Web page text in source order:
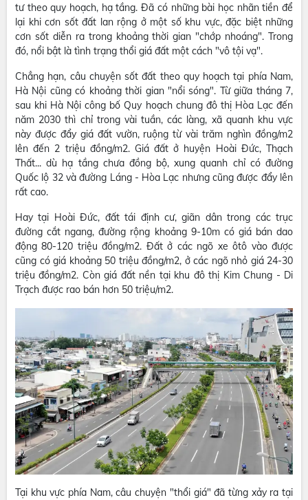
tư theo quy hoạch, hạ tầng. Đã có những bài học nhãn tiền để
lại khi cơn sốt đất lan rộng ở một số khu vực, đặc biệt những
cơn sốt diễn ra trong khoảng thời gian "chớp nhoáng". Trong
đó, nổi bật là tình trạng thổi giá đất một cách "vô tội vạ".
Chẳng hạn, câu chuyện sốt đất theo quy hoạch tại phía Nam,
Hà Nội cũng có khoảng thời gian "nổi sóng". Từ giữa tháng 7,
sau khi Hà Nội công bố Quy hoạch chung đô thị Hòa Lạc đến
năm 2030 thì chỉ trong vài tuần, các làng, xã quanh khu vực
này được đẩy giá đất vườn, ruộng từ vài trăm nghìn đồng/m2
lên đến 2 triệu đồng/m2. Giá đất ở huyện Hoài Đức, Thạch
Thất... dù hạ tầng chưa đồng bộ, xung quanh chỉ có đường
Quốc lộ 32 và đường Láng - Hòa Lạc nhưng cũng được đẩy lên
rất cao.
Hay tại Hoài Đức, đất tái định cư, giãn dân trong các trục
đường cắt ngang, đường rộng khoảng 9-10m có giá bán dao
động 80-120 triệu đồng/m2. Đất ở các ngõ xe ôtô vào được
cũng có giá khoảng 50 triệu đồng/m2, ở các ngõ nhỏ giá 24-30
triệu đồng/m2. Còn giá đất nền tại khu đô thị Kim Chung - Di
Trạch được rao bán hơn 50 triệu/m2.
Tại khu vực phía Nam, câu chuyện "thổi giá" đã từng xảy ra tại